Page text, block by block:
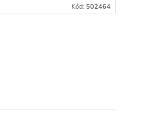
Kód: 502464